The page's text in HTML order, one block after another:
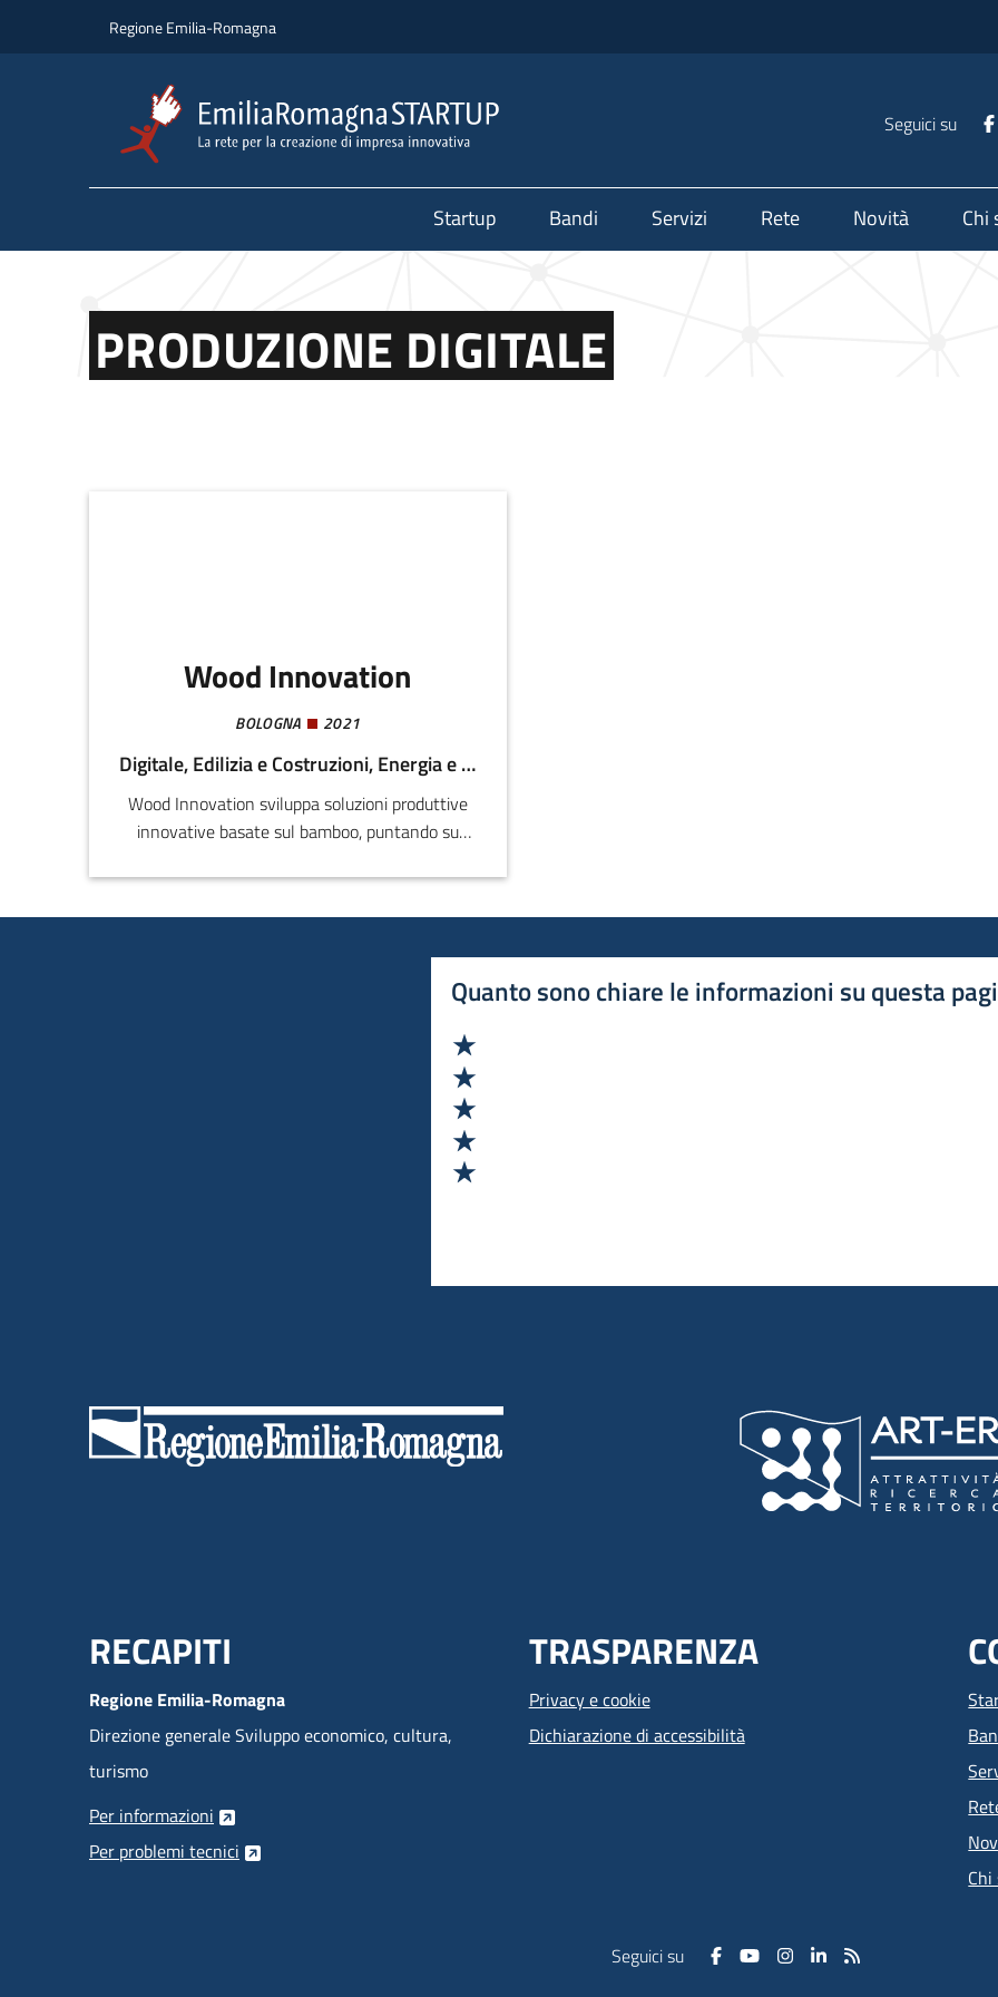
Regione Emilia-Romagna
Seguici su
Startup Bandi Servizi Rete Novità Chi
PRODUZIONE DIGITALE
Wood Innovation
BOLOGNA 2021
Digitale, Edilizia e Costruzioni, Energia e Sostenibilità
Wood Innovation sviluppa soluzioni produttive
innovative basate sul bamboo, puntando su
l’introduzione di nuove tecnologie (incollatore
avanzato, stampante 3D, workstation e
Quanto sono chiare le informazioni su questa
Menu Footer
RECAPITI
Regione Emilia-Romagna
Direzione generale Sviluppo economico, cultura,
turismo
Per informazioni
Per problemi tecnici
TRASPARENZA
Privacy e cookie
Dichiarazione di accessibilità
Seguici su